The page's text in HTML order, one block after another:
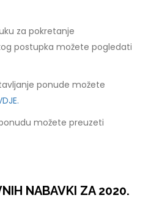
za pokretanje
postupka možete pogledati
ponude možete
možete preuzeti
NABAVKI ZA 2020.